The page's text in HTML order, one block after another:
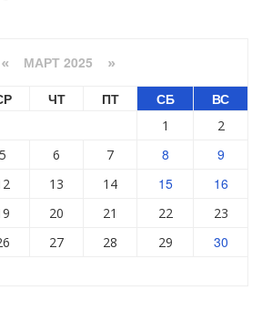
« МАРТ 2025 »
ЧТ ПТ СБ ВС
1
2
5 6 7 8 9
13 14 15 16
20 21 22
23
27 28 29 30